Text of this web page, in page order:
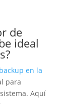
de
ideal
en la
para
Aquí